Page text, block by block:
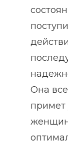
Она
примет